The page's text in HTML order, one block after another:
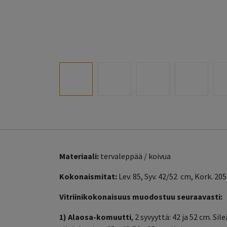
Materiaali: tervaleppää / koivua
Kokonaismitat: Lev. 85, Syv. 42/52 cm, Kork.
Vitriinikokonaisuus muodostuu seuraavasti:
1) Alaosa-komuutti, 2 syvyyttä: 42 ja 52 cm.